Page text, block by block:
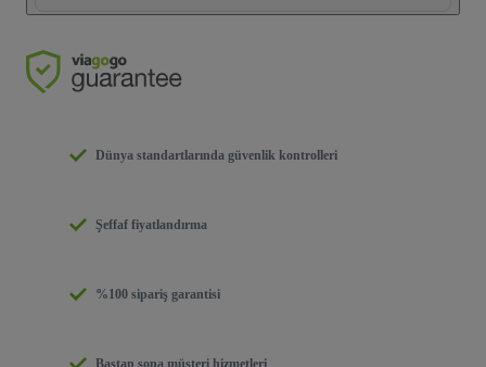
Dünya standartlarında güvenlik kontrolleri
Şeffaf fiyatlandırma
%100 sipariş garantisi